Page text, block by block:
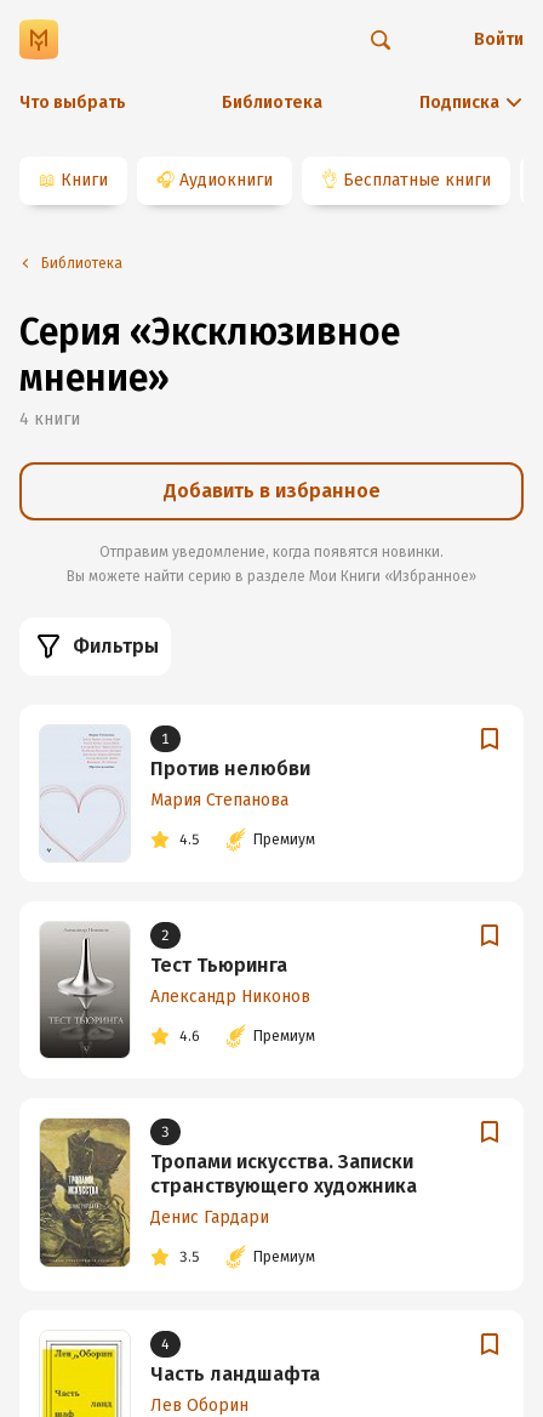
Что выбрать Библиотека Подписка
Войти
📖 Книги 🎧 Аудиокниги 👌 Бесплатные книги
Библиотека
Серия «Эксклюзивное
мнение»
4 книги
Добавить в избранное
Отправим уведомление, когда появятся новинки.
Вы можете найти серию в разделе Мои Книги «Избранное»
Фильтры
1
Против нелюбви
Мария Степанова
4.5 Премиум
2
Тест Тьюринга
Александр Никонов
4.6 Премиум
3
Тропами искусства. Записки
странствующего художника
Денис Гардари
3.5 Премиум
4
Часть ландшафта
Лев Оборин